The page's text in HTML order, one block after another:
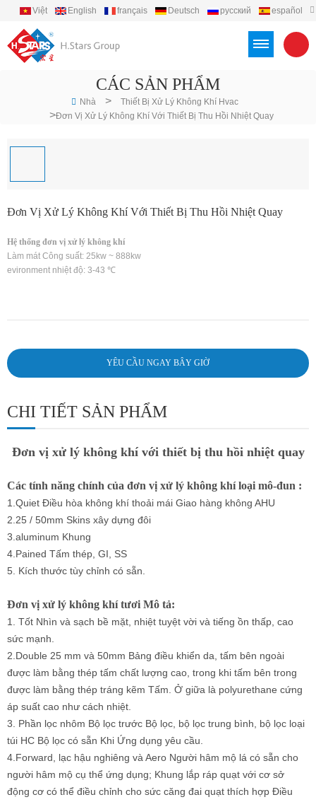
Việt English français Deutsch русский
español
CÁC SẢN PHẨM
Nhà > Thiết Bị Xử Lý Không Khí Hvac
>Đơn Vị Xử Lý Không Khí Với Thiết Bị Thu Hồi Nhiệt Quay
Đơn Vị Xử Lý Không Khí Với Thiết Bị Thu Hồi Nhiệt Quay
Hệ thống đơn vị xử lý không khí
Làm mát Công suất: 25kw ~ 888kw
evironment nhiệt độ: 3-43 ℃
YÊU CẦU NGAY BÂY GIỜ
CHI TIẾT SẢN PHẨM
Đơn vị xử lý không khí với thiết bị thu hồi nhiệt quay
Các tính năng chính của đơn vị xử lý không khí loại mô-đun :
1.Quiet Điều hòa không khí thoải mái Giao hàng không AHU
2.25 / 50mm Skins xây dựng đôi
3.aluminum Khung
4.Pained Tấm thép, GI, SS
5. Kích thước tùy chỉnh có sẵn.
Đơn vị xử lý không khí tươi Mô tả:
1. Tốt Nhìn và sạch bề mặt, nhiệt tuyệt vời và tiếng ồn thấp, cao
sức mạnh.
2.Double 25 mm và 50mm Bảng điều khiển da, tấm bên ngoài
được làm bằng thép tấm chất lượng cao, trong khi tấm bên trong
được làm bằng thép tráng kẽm Tấm. Ở giữa là polyurethane cứng
áp suất cao như cách nhiệt.
3. Phần lọc nhôm Bộ lọc trước Bộ lọc, bộ lọc trung bình, bộ lọc loại
túi HC Bộ lọc có sẵn Khi Ứng dụng yêu cầu.
4.Forward, lạc hậu nghiêng và Aero Người hâm mộ lá có sẵn cho
người hâm mộ cụ thể ứng dụng; Khung lắp ráp quạt với cơ sở
động cơ có thể điều chỉnh cho sức căng đai quạt thích hợp Điều